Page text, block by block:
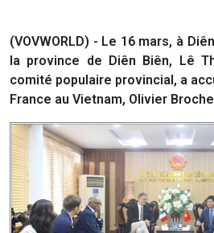
(VOVWORLD) - Le 16 mars, à
la province de Diên Biên, Lê
comité populaire provincial, a
France au Vietnam, Olivier